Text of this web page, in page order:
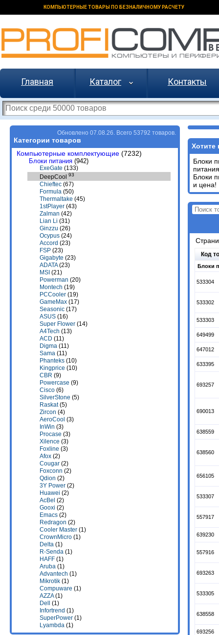
КОМПЬЮТЕРНЫЕ ТОВАРЫ ПО БЕЗНАЛИЧНОМУ РАСЧЕТУ
Главная Каталог Контакты
Обновлено 07.08.26. Всего 53792 товаров.
Категории товаров
Компьютерные комплектующие (7232)
Блоки питания (942)
ExeGate (133)
DeepCool 93
Chieftec (67)
Formula (50)
Thermaltake (45)
1stPlayer (43)
Zalman (42)
Lian Li (31)
Ginzzu (26)
Ocypus (24)
Accord (23)
FSP (23)
Gigabyte (23)
ADATA(23)
MSI (21)
Powerman (20)
Montech (19)
PCCooler (19)
GameMax (17)
Seasonic (17)
ASUS (16)
Super Flower (14)
A4Tech (13)
ACD (11)
Digma (11)
Sama (11)
Phanteks (10)
Kingprice (10)
CBR (9)
Powercase (9)
Cisco (6)
SilverStone (5)
Raskat(5)
Zircon (4)
AeroСool (3)
InWin (3)
Procase (3)
Xilence (3)
Foxline (3)
Afox (2)
Cougar (2)
Foxconn (2)
Qdion (2)
3Y Power (2)
Huawei (2)
AcBel (2)
Gooxi (2)
Emacs (2)
Redragon (2)
Cooler Master (1)
CrownMicro (1)
Delta (1)
R-Senda (1)
HAFF (1)
Aruba (1)
Advantech (1)
Mikrotik (1)
Compuware (1)
AZZA(1)
Dell
(1)
Infortrend (1)
SuperPower (1)
Lyambda (1)
Хотите
Блоки
Блоки
и цена!
Код
Блоки
533304
533302
533303
649499
647012
633395
693257
690013
638559
638560
656105
533307
557917
639230
557916
693263
533305
638558
693256